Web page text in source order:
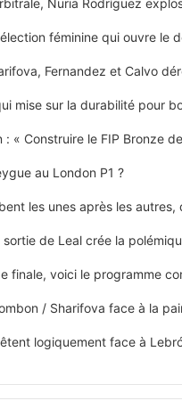
féminine qui ouvre le
Fernandez et Calvo
mise sur la durabilité pour
: « Construire le FIP Bronze
au London P1 ?
les unes après les autres,
de Leal crée la
finale, voici le programme
/ Sharifova face à la
logiquement face à